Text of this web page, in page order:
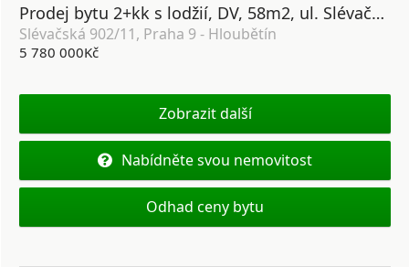
Prodej bytu 2+kk s lodžií, DV, 58m2, ul. Slévačská 902/11, Praha 9 - Hloubětín
Slévačská 902/11, Praha 9 - Hloubětín
5 780 000Kč
Zobrazit další
Nabídněte svou nemovitost
Odhad ceny bytu